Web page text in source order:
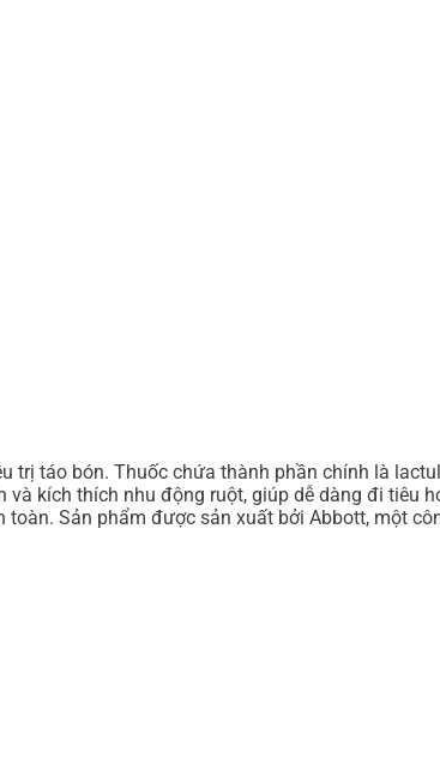
táo bón. Thuốc chứa thành phần chính là
kích thích nhu động ruột, giúp dễ dàng đi tiêu
Sản phẩm được sản xuất bởi Abbott, một